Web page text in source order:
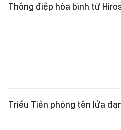
Thông điệp hòa bình từ
Triều Tiên phóng tên lửa